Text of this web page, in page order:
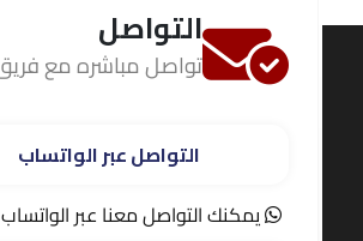
التواصل
تواصل مباشره مع
التواصل عبر الواتساب
يمكنك التواصل معنا عبر الواتساب